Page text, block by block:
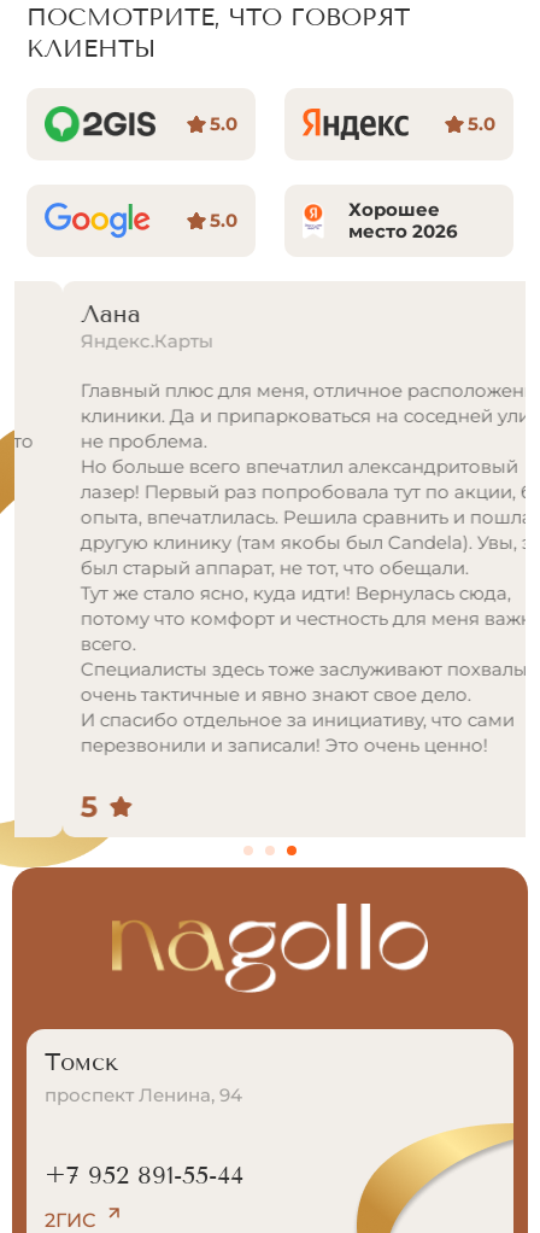
ПОСМОТРИТЕ, ЧТО ГОВОРЯТ
КЛИЕНТЫ
5.0 5.0
5.0
Хорошее
место 2026
Лана
Яндекс.Карты
Главный плюс для меня, отличное расположение
клиники. Да и припарковаться на соседней улице
не проблема.
Но больше всего впечатлил александритовый
лазер! Первый раз попробовала тут по акции, без
опыта, впечатлилась. Решила сравнить и пошла в
другую клинику (там якобы был Candela). Увы, это
был старый аппарат, не тот, что обещали.
Тут же стало ясно, куда идти! Вернулась сюда,
потому что комфорт и честность для меня важнее
всего.
Специалисты здесь тоже заслуживают похвалы:
очень тактичные и явно знают свое дело.
И спасибо отдельное за инициативу, что сами
перезвонили и записали! Это очень ценно!
Томск
проспект Ленина, 94
+7 952 891-55-44
2ГИС